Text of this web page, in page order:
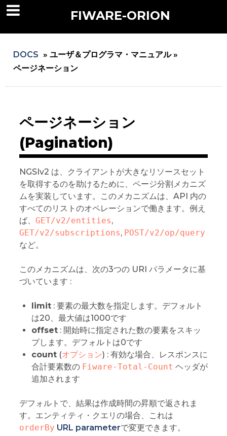
FIWARE-ORION
DOCS » ユーザ＆プログラマ・マニュアル »
ページネーション
ページネーション
(Pagination)
NGSIv2 は、クライアントが大きなリソースセット
を取得するのを助けるために、ページ分割メカニズ
ムを実装しています。このメカニズムは、API 内の
すべてのリストのオペレーションで働きます。例え
ば、 GET/v2/entities,
GET/v2/subscriptions, POST/v2/op/query
など。
このメカニズムは、次の3つの URI パラメータに基
づいています :
limit: 要素の最大数を指定します。デフォルト
は20、最大値は1000です
offset: 開始時に指定された数の要素をスキッ
プします。デフォルトは0です
count(オプション) : 有効な場合、レスポンスに
合計要素数の Fiware-Total-Count ヘッダが
追加されます
デフォルトで、結果は作成時間の昇順で返されま
す。エンティティ・クエリの場合、これは
orderBy URL parameterで変更できます。